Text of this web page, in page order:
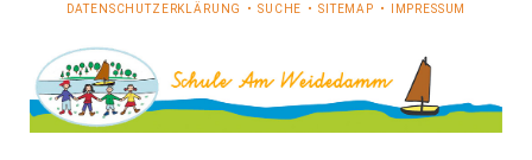
NAVIGATION
DATENSCHUTZERKLÄRUNG SUCHE SITEMAP IMPRESSUM